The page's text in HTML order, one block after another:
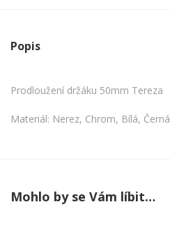
Popis
Prodloužení držáku 50mm Tereza
Materiál: Nerez, Chrom, Bílá, Černá
Mohlo by se Vám líbit…